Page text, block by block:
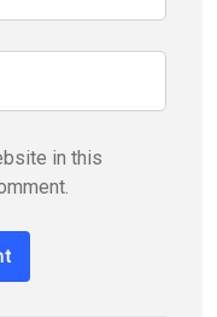
in this